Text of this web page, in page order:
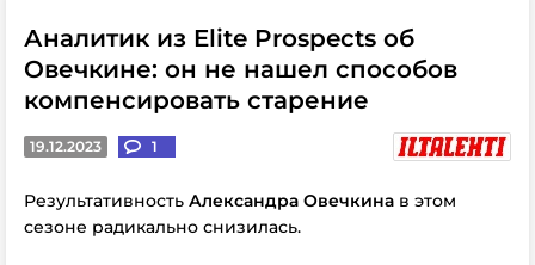
Аналитик из Elite Prospects об
Овечкине: он не нашел способов
компенсировать старение
19.12.2023 1
Результативность Александра Овечкина в этом
сезоне радикально снизилась.